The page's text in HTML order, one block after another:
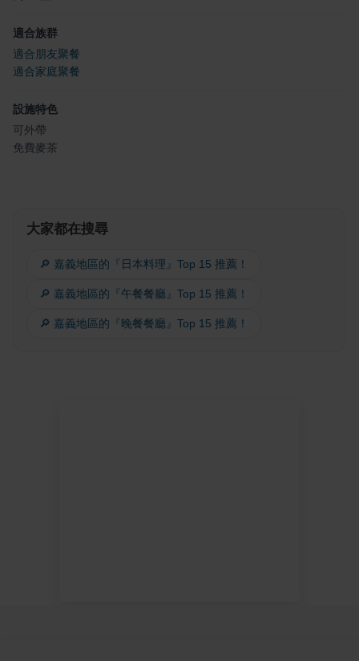
適合族群
適合朋友聚餐
適合家庭聚餐
設施特色
可外帶
免費麥茶
大家都在搜尋
🔎 嘉義地區的『日本料理』Top 15 推薦！
🔎 嘉義地區的『午餐餐廳』Top 15 推薦！
🔎 嘉義地區的『晚餐餐廳』Top 15 推薦！